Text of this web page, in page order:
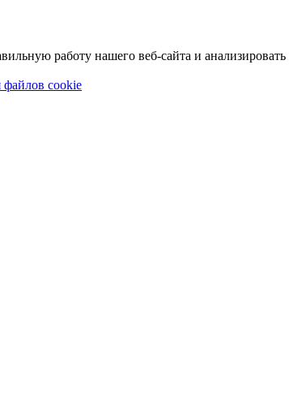
работу нашего веб-сайта и анализировать
файлов cookie